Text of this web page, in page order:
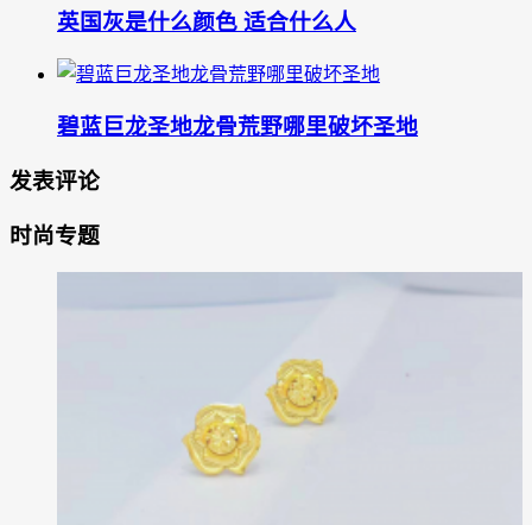
英国灰是什么颜色 适合什么人
碧蓝巨龙圣地龙骨荒野哪里破坏圣地
发表评论
时尚专题